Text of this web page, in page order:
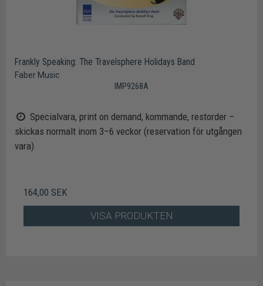
Frankly Speaking: The Travelsphere Holidays Band
Faber Music
IMP9268A
Specialvara, print on demand, kommande, restorder –
skickas normalt inom 3–6 veckor (reservation för utgången
vara)
164,00 SEK
VISA PRODUKTEN